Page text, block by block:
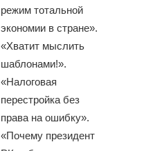
режим тотальной
экономии в стране».
«Хватит мыслить
шаблонами!».
«Налоговая
перестройка без
права на ошибку».
«Почему президент